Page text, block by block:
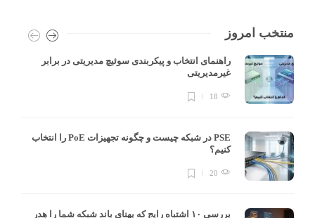
منتخب امروز
راهنمای انتخاب و پیکربندی سوئیچ مدیریتی در برابر
غیرمدیریتی
18
PSE در شبکه چیست و چگونه تجهیزات PoE را انتخاب
کنیم؟
20
بررسی ۱۰ اشتباه رایج که پهنای باند شبکه شما را هدر